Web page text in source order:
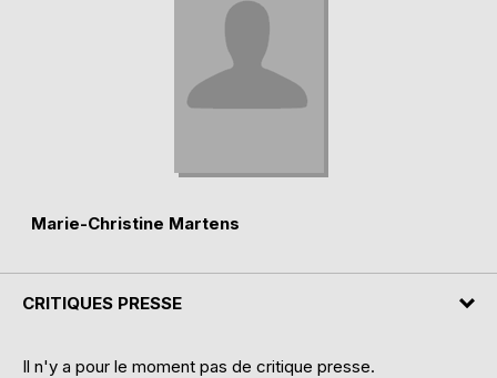
Marie-Christine Martens
CRITIQUES PRESSE
Il n'y a pour le moment pas de critique presse.